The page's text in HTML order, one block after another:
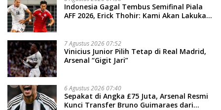
Indonesia Gagal Tembus Semifinal Piala
AFF 2026, Erick Thohir: Kami Akan Lakukan
7 Agustus 2026 07:52
Vinicius Junior Pilih Tetap di Real Madrid,
Arsenal “Gigit Jari”
6 Agustus 2026 07:40
Sepakat di Angka £75 Juta, Arsenal Resmi
Kunci Transfer Bruno Guimaraes dari